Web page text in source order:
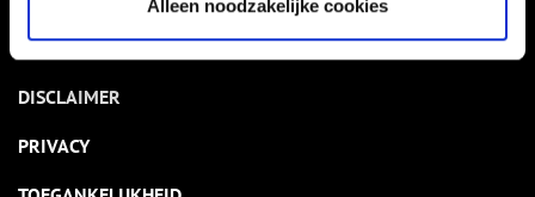
Alleen noodzakelijke cookies
NIEUWSBRIEF
DISCLAIMER
PRIVACY